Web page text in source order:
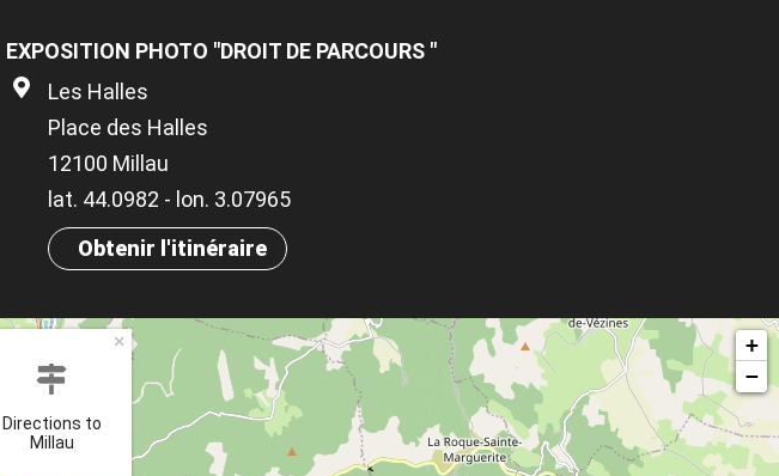
EXPOSITION PHOTO "DROIT DE PARCOURS "
Les Halles
Place des Halles
12100 Millau
lat. 44.0982 - lon. 3.07965
Obtenir l'itinéraire
Directions to
Millau
×
+
−